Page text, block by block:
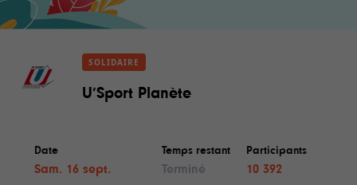
SOLIDAIRE
U’Sport Planète
Date
Sam. 16 sept.
Temps restant
Terminé
Participants
10 392